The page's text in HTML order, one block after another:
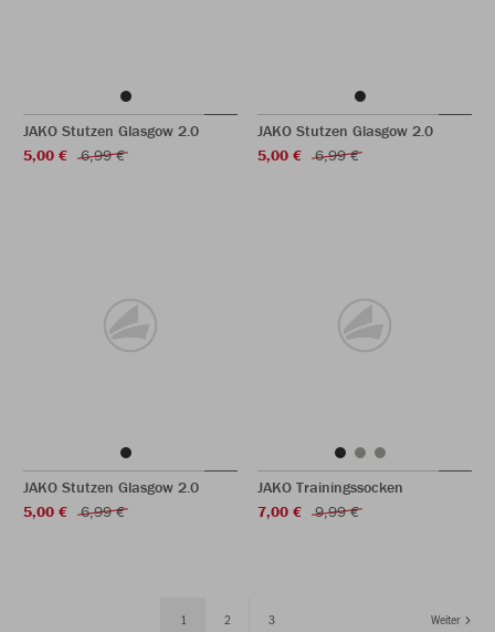
JAKO Stutzen Glasgow 2.0
5,00 €
6,99 €
JAKO Stutzen Glasgow 2.0
5,00 €
6,99 €
JAKO Stutzen Glasgow 2.0
5,00 €
6,99 €
JAKO Trainingssocken
7,00 €
9,99 €
1 2 3 Weiter